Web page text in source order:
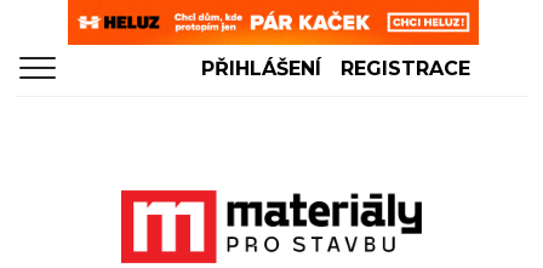
PŘIHLÁŠENÍ REGISTRACE